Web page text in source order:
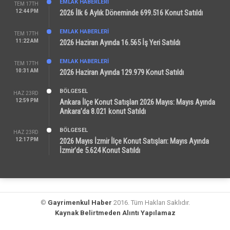
TEM 17TH
12:44 PM
EMLAK HABERLERI
2026 İlk 6 Aylık Döneminde 699.516 Konut Satıldı
TEM 17TH
11:22 AM
EMLAK HABERLERI
2026 Haziran Ayında 16.565 İş Yeri Satıldı
TEM 17TH
10:31 AM
EMLAK HABERLERI
2026 Haziran Ayında 129.979 Konut Satıldı
HAZ 23RD
12:59 PM
BÖLGESEL
Ankara İlçe Konut Satışları 2026 Mayıs: Mayıs Ayında
Ankara’da 8.021 konut Satıldı
HAZ 23RD
12:17 PM
BÖLGESEL
2026 Mayıs İzmir İlçe Konut Satışları: Mayıs Ayında
İzmir’de 5.624 Konut Satıldı
© Gayrimenkul Haber 2016. Tüm Hakları Saklıdır.
Kaynak Belirtmeden Alıntı Yapılamaz